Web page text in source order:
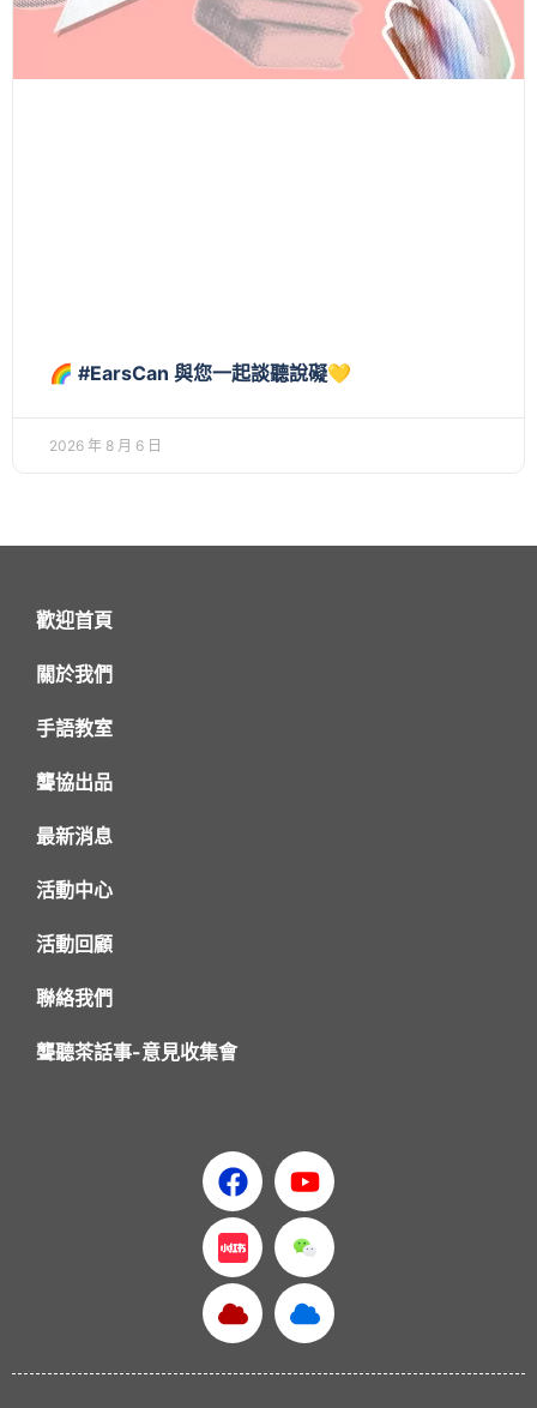
🌈 #EarsCan 與您一起談聽說礙💛
2026 年 8 月 6 日
歡迎首頁
關於我們
手語教室
聾協出品
最新消息
活動中心
活動回顧
聯絡我們
聾聽茶話事-意見收集會